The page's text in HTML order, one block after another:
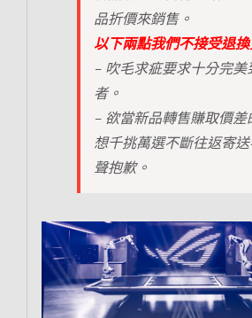
品折價來銷售。
以下兩點我們不接受退換
– 吹毛求疵要求十分完美
者。
– 欲當新品轉售賺取價差
想千挑萬選不斷往返寄
聲抱歉。